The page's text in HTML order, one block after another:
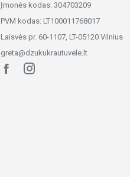
Įmonės kodas: 304703209
PVM kodas: LT100011768017
Laisvės pr. 60-1107, LT-05120 Vilnius
greta@dzukukrautuvele.lt